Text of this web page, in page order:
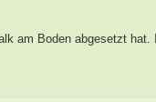
am Boden abgesetzt hat.